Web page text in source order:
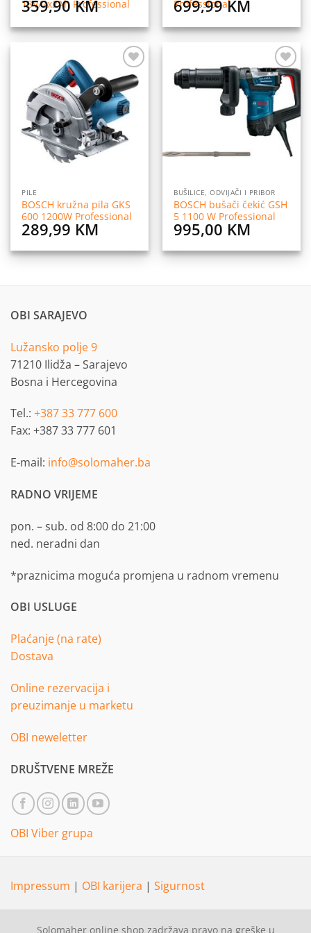
18V/2x2Ah Professional
359,90KM
Professional
699,99KM
Dodaj
na
listu
želja
PILE
BOSCH kružna pila GKS
600 1200W Professional
289,99 KM
Dodaj
na
listu
želja
BUŠILICE, ODVIJAČI I PRIBOR
BOSCH bušači čekić GSH
5 1100 W Professional
995,00 KM
OBI SARAJEVO
Lužansko polje 9
71210 Ilidža – Sarajevo
Bosna i Hercegovina
Tel.: +387 33 777 600
Fax: +387 33 777 601
E-mail: info@solomaher.ba
RADNO VRIJEME
pon. – sub. od 8:00 do 21:00
ned. neradni dan
*praznicima moguća promjena u radnom vremenu
OBI USLUGE
Plaćanje (na rate)
Dostava
Online rezervacija i
preuzimanje u marketu
OBI neweletter
DRUŠTVENE MREŽE
OBI Viber grupa
Impressum | OBI karijera | Sigurnost
Solomaher online shop zadržava pravo na greške u